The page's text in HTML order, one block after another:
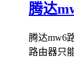
腾达
腾达mw6
路由器只